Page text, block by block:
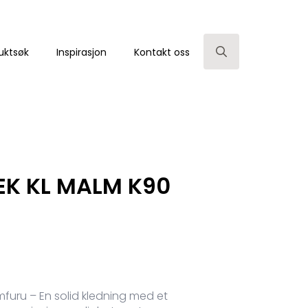
Inspirasjon Kontakt oss
KL MALM K90
– En solid kledning med et